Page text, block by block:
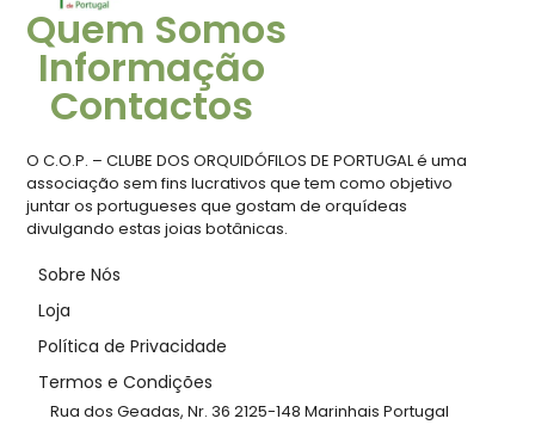
Quem Somos
Informação
Contactos
O C.O.P. – CLUBE DOS ORQUIDÓFILOS DE PORTUGAL é uma
associação sem fins lucrativos que tem como objetivo
juntar os portugueses que gostam de orquídeas
divulgando estas joias botânicas.
Sobre Nós
Loja
Política de Privacidade
Termos e Condições
Rua dos Geadas, Nr. 36 2125-148 Marinhais Portugal